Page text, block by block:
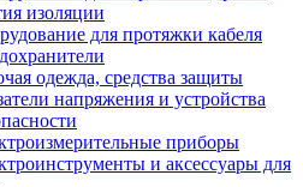
изоляции
для протяжки кабеля
одежда, средства защиты
напряжения и устройства
приборы
и аксессуары для